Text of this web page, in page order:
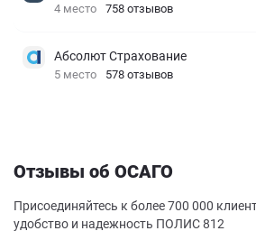
4 место 758 отзывов
Абсолют Страхование
5 место 578 отзывов
Отзывы об ОСАГО
Присоединяйтесь к более 700 000
удобство и надежность ПОЛИС 812